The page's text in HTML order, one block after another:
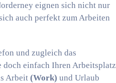
eignen sich nicht nur
auch perfekt zum Arbeiten
und zugleich das
doch einfach Ihren Arbeitsplatz
Arbeit (Work) und Urlaub